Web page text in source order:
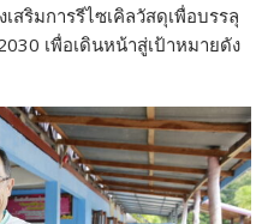
สริมการรีไซเคิลวัสดุเพื่อบรรลุ
เพื่อเดินหน้าสู่เป้าหมายดัง